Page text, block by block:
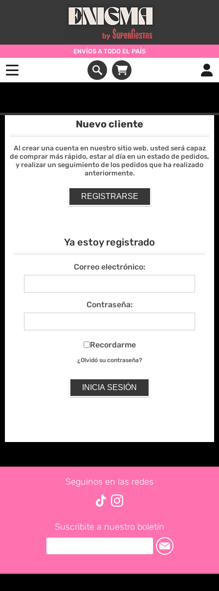
ENVÍOS A TODO EL PAÍS
Nuevo cliente
Al crear una cuenta en nuestro sitio web, usted será capaz
de comprar más rápido, estar al día en un estado de pedidos,
y realizar un seguimiento de los pedidos que ha realizado
anteriormente.
Ya estoy registrado
Correo electrónico:
Contraseña:
Recordarme
¿Olvidó su contraseña?
Seguinos en las redes
Suscribite a nuestro boletín